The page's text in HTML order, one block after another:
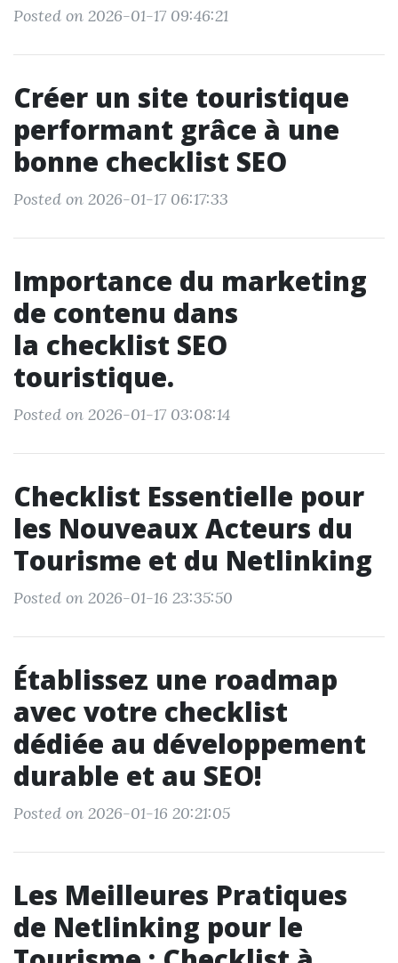
Posted on 2026-01-17 09:46:21
Créer un site touristique
performant grâce à une
bonne checklist SEO
Posted on 2026-01-17 06:17:33
Importance du marketing
de contenu dans
la checklist SEO
touristique.
Posted on 2026-01-17 03:08:14
Checklist Essentielle pour
les Nouveaux Acteurs du
Tourisme et du Netlinking
Posted on 2026-01-16 23:35:50
Établissez une roadmap
avec votre checklist
dédiée au développement
durable et au SEO!
Posted on 2026-01-16 20:21:05
Les Meilleures Pratiques
de Netlinking pour le